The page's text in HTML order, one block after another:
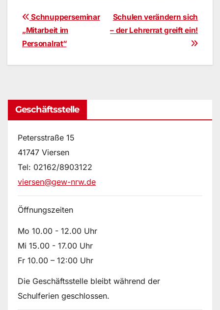
Beitragsnavigation
Schulen verändern sich
– der Lehrerrat greift ein!
Schnupperseminar
„Mitarbeit im
Personalrat“
Geschäftsstelle
Petersstraße 15
41747 Viersen
Tel: 02162/8903122
viersen@gew-nrw.de
Öffnungszeiten
Mo 10.00 - 12.00 Uhr
Mi 15.00 - 17.00 Uhr
Fr 10.00 – 12:00 Uhr
Die Geschäftsstelle bleibt während der
Schulferien geschlossen.